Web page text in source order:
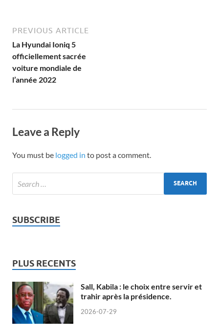
PREVIOUS ARTICLE
La Hyundai Ioniq 5
officiellement sacrée
voiture mondiale de
l’année 2022
Leave a Reply
You must be logged in to post a comment.
SUBSCRIBE
PLUS RECENTS
Sall, Kabila : le choix entre servir et
trahir après la présidence.
2026-07-29